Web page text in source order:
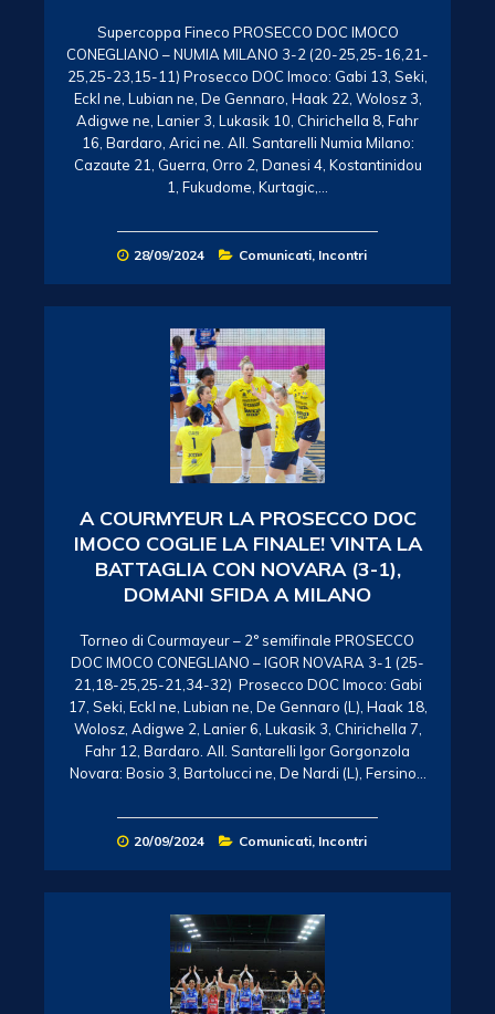
Supercoppa Fineco PROSECCO DOC IMOCO
CONEGLIANO – NUMIA MILANO 3-2 (20-25,25-16,21-
25,25-23,15-11) Prosecco DOC Imoco: Gabi 13, Seki,
Eckl ne, Lubian ne, De Gennaro, Haak 22, Wolosz 3,
Adigwe ne, Lanier 3, Lukasik 10, Chirichella 8, Fahr
16, Bardaro, Arici ne. All. Santarelli Numia Milano:
Cazaute 21, Guerra, Orro 2, Danesi 4, Kostantinidou
1, Fukudome, Kurtagic,…
28/09/2024 Comunicati, Incontri
A COURMYEUR LA PROSECCO DOC
IMOCO COGLIE LA FINALE! VINTA LA
BATTAGLIA CON NOVARA (3-1),
DOMANI SFIDA A MILANO
Torneo di Courmayeur – 2° semifinale PROSECCO
DOC IMOCO CONEGLIANO – IGOR NOVARA 3-1 (25-
21,18-25,25-21,34-32) Prosecco DOC Imoco: Gabi
17, Seki, Eckl ne, Lubian ne, De Gennaro (L), Haak 18,
Wolosz, Adigwe 2, Lanier 6, Lukasik 3, Chirichella 7,
Fahr 12, Bardaro. All. Santarelli Igor Gorgonzola
Novara: Bosio 3, Bartolucci ne, De Nardi (L), Fersino…
20/09/2024 Comunicati, Incontri